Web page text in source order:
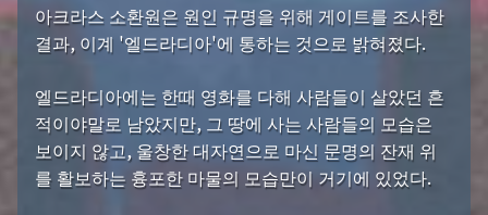
아크라스 소환원은 원인 규명을 위해 게이트를 조사한
결과, 이계 '엘드라디아'에 통하는 것으로 밝혀졌다.
엘드라디아에는 한때 영화를 다해 사람들이 살았던 흔
적이야말로 남았지만, 그 땅에 사는 사람들의 모습은
보이지 않고, 울창한 대자연으로 마신 문명의 잔재 위
를 활보하는 흉포한 마물의 모습만이 거기에 있었다.